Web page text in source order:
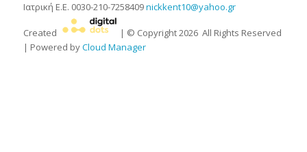
Ιατρική Ε.Ε. 0030-210-7258409nickkent10@yahoo.gr
Created | © Copyright2026All Rights Reserved
| Powered byCloud Manager